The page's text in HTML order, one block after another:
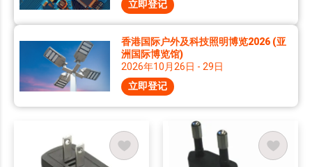
立即登记
香港国际户外及科技照明博览2026 (亚
洲国际博览馆)
2026年10月26日 - 29日
立即登记